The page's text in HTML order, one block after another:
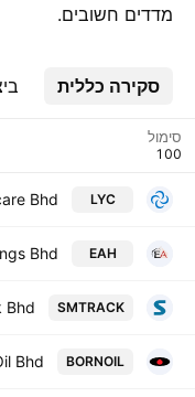
מדדים חשובים.
סקירה כללית
סימול
LYC
Bhd.
EAH
Bhd.
SMTRACK
BORNOIL
Bhd.